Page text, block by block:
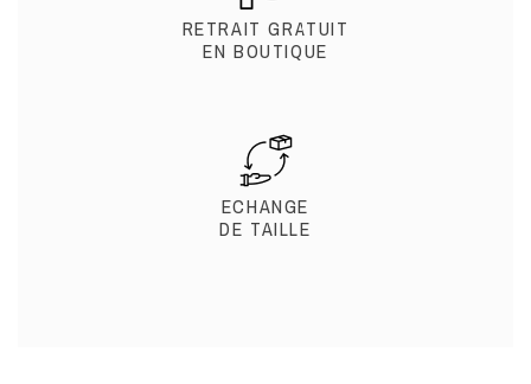
RETRAIT GRATUIT
EN BOUTIQUE
ECHANGE
DE TAILLE